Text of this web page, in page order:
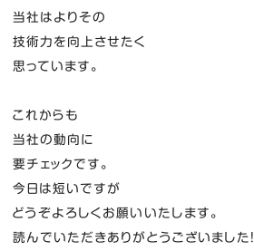
当社はよりその
技術力を向上させたく
思っています。
これからも
当社の動向に
要チェックです。
今日は短いですが
どうぞよろしくお願いいたします。
読んでいただきありがとうございました！